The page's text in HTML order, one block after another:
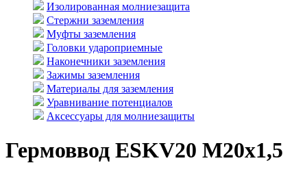
Изолированная молниезащита
Стержни заземления
Муфты заземления
Головки удароприемные
Наконечники заземления
Зажимы заземления
Материалы для заземления
Уравнивание потенциалов
Аксессуары для молниезащиты
Гермоввод ESKV20 М20х1,5